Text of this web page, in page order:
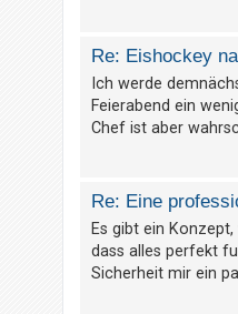
Re: Eishockey
Ich werde
Feierabend ein
Chef ist aber
Re: Eine
Es gibt ein
dass alles perfekt
Sicherheit mir ein